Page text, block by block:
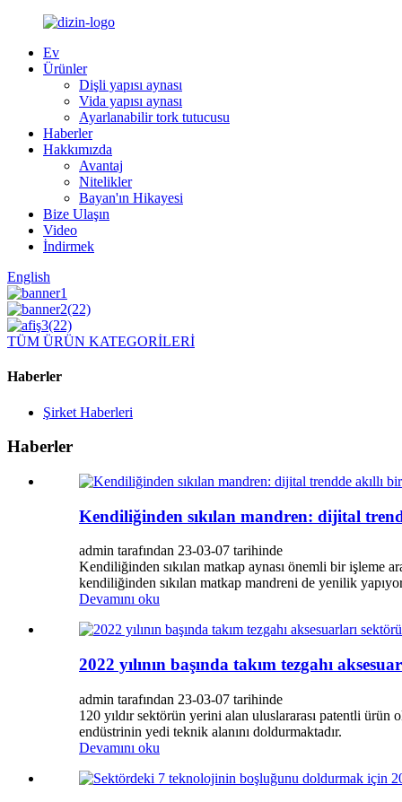
Ev
Ürünler
Dişli yapısı aynası
Vida yapısı aynası
Ayarlanabilir tork tutucusu
Haberler
Hakkımızda
Avantaj
Nitelikler
Bayan'ın Hikayesi
Bize Ulaşın
Video
İndirmek
English
TÜM ÜRÜN KATEGORİLERİ
Haberler
Şirket Haberleri
Haberler
Kendiliğinden sıkılan mandren: dijital
admin tarafından 23-03-07 tarihinde
Kendiliğinden sıkılan matkap aynası önemli bir işleme
kendiliğinden sıkılan matkap mandreni de yenilik
Devamını oku
2022 yılının başında takım tezgahı
admin tarafından 23-03-07 tarihinde
120 yıldır sektörün yerini alan uluslararası patentli ürün
endüstrinin yedi teknik alanını doldurmaktadır.
Devamını oku